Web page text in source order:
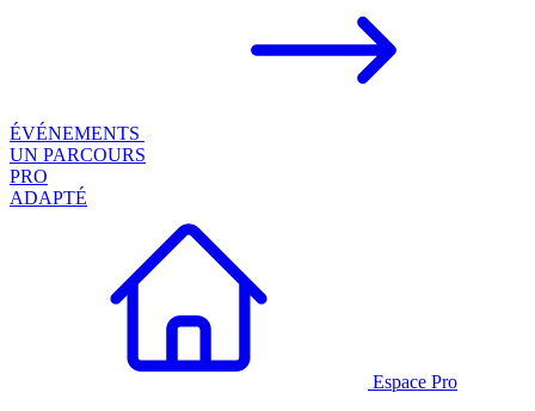
ÉVÉNEMENTS
UN PARCOURS
PRO
ADAPTÉ
Espace Pro